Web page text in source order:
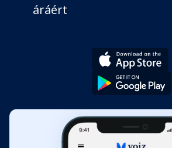
áráért